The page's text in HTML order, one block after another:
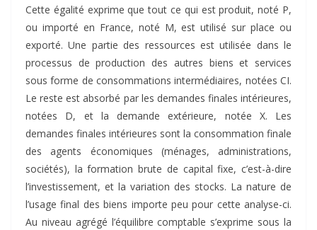
Cette égalité exprime que tout ce qui est produit, noté P,
ou importé en France, noté M, est utilisé sur place ou
exporté. Une partie des ressources est utilisée dans le
processus de production des autres biens et services
sous forme de consommations intermédiaires, notées CI.
Le reste est absorbé par les demandes finales intérieures,
notées D, et la demande extérieure, notée X. Les
demandes finales intérieures sont la consommation finale
des agents économiques (ménages, administrations,
sociétés), la formation brute de capital fixe, c’est-à-dire
l’investissement, et la variation des stocks. La nature de
l’usage final des biens importe peu pour cette analyse-ci.
Au niveau agrégé l’équilibre comptable s’exprime sous la